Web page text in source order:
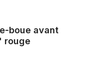
boue avant
rouge